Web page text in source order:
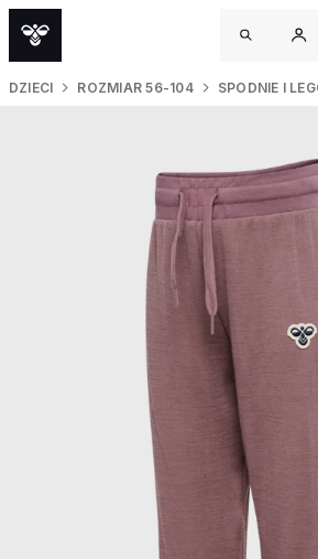
DZIECI ROZMIAR 56-104 SPODNIE I